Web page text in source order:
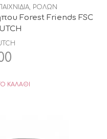
, ΡΟΛΩΝ
Forest Friends FSC
ΚΑΛΆΘΙ